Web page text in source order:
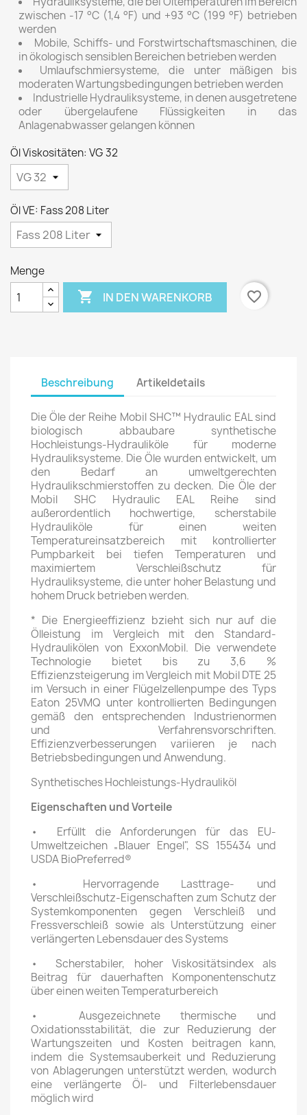
zwischen -17 °C (1,4 °F) und +93 °C (199 °F) betrieben
werden
Mobile, Schiffs- und Forstwirtschaftsmaschinen, die
in ökologisch sensiblen Bereichen betrieben werden
Umlaufschmiersysteme, die unter mäßigen bis
moderaten Wartungsbedingungen betrieben werden
Industrielle Hydrauliksysteme, in denen ausgetretene
oder übergelaufene Flüssigkeiten in das
Anlagenabwasser gelangen können
Öl Viskositäten: VG 32
Öl VE: Fass 208 Liter
Menge
 IN DEN WARENKORB favorite_border
Beschreibung Artikeldetails
Die Öle der Reihe Mobil SHC™ Hydraulic EAL sind
biologisch abbaubare synthetische
Hochleistungs-Hydrauliköle für moderne
Hydrauliksysteme. Die Öle wurden entwickelt, um
den Bedarf an umweltgerechten
Hydraulikschmierstoffen zu decken. Die Öle der
Mobil SHC Hydraulic EAL Reihe sind
außerordentlich hochwertige, scherstabile
Hydrauliköle für einen weiten
Temperatureinsatzbereich mit kontrollierter
Pumpbarkeit bei tiefen Temperaturen und
maximiertem Verschleißschutz für
Hydrauliksysteme, die unter hoher Belastung und
hohem Druck betrieben werden.
* Die Energieeffizienz bzieht sich nur auf die
Ölleistung im Vergleich mit den Standard-
Hydraulikölen von ExxonMobil. Die verwendete
Technologie bietet bis zu 3,6 %
Effizienzsteigerung im Vergleich mit Mobil DTE 25
im Versuch in einer Flügelzellenpumpe des Typs
Eaton 25VMQ unter kontrollierten Bedingungen
gemäß den entsprechenden Industrienormen
und Verfahrensvorschriften.
Effizienzverbesserungen variieren je nach
Betriebsbedingungen und Anwendung.
Synthetisches Hochleistungs-Hydrauliköl
Eigenschaften und Vorteile
• Erfüllt die Anforderungen für das EU-
Umweltzeichen „Blauer Engel", SS 155434 und
USDA BioPreferred®
• Hervorragende Lasttrage- und
Verschleißschutz-Eigenschaften zum Schutz der
Systemkomponenten gegen Verschleiß und
Fressverschleiß sowie als Unterstützung einer
verlängerten Lebensdauer des Systems
• Scherstabiler, hoher Viskositätsindex als
Beitrag für dauerhaften Komponentenschutz
über einen weiten Temperaturbereich
• Ausgezeichnete thermische und
Oxidationsstabilität, die zur Reduzierung der
Wartungszeiten und Kosten beitragen kann,
indem die Systemsauberkeit und Reduzierung
von Ablagerungen unterstützt werden, wodurch
eine verlängerte Öl- und Filterlebensdauer
möglich wird